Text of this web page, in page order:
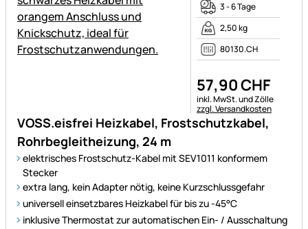
VOSS.eisfrei Heizkabel, Frostschutzkabel,
Rohrbegleitheizung, 24 m
elektrisches Frostschutz-Kabel mit SEV1011 konformem
Stecker
extra lang, kein Adapter nötig, keine Kurzschlussgefahr
universell einsetzbares Heizkabel für bis zu -45°C
inklusive Thermostat zur automatischen Ein- / Ausschaltung
3 - 6 Tage
2,50 kg
80130.CH
57,90CHF
Steuerhinweis:
inkl. MwSt. und Zölle
zzgl. Versandkosten